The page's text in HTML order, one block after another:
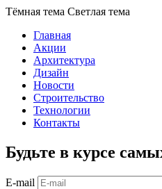
Тёмная тема Светлая тема
Главная
Акции
Архитектура
Дизайн
Новости
Строительство
Технологии
Контакты
Будьте в курсе
E-mail